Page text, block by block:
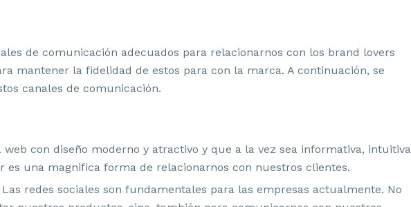
de comunicación adecuados para relacionarnos con los brand lovers
mantener la fidelidad de estos para con la marca. A continuación, se
canales de comunicación.
web con diseño moderno y atractivo y que a la vez sea informativa, intuitiva
es una magnifica forma de relacionarnos con nuestros clientes.
Las redes sociales son fundamentales para las empresas actualmente. No